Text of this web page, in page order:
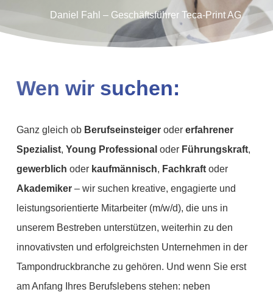
Daniel Fahl – Geschäftsführer Teca-Print AG
Wen wir suchen:
Ganz gleich ob Berufseinsteigeroder erfahrener
Spezialist, Young Professional oder Führungskraft,
gewerblich oder kaufmännisch, Fachkraftoder
Akademiker– wir suchen kreative, engagierte und
leistungsorientierte Mitarbeiter (m/w/d), die uns in
unserem Bestreben unterstützen, weiterhin zu den
innovativsten und erfolgreichsten Unternehmen in der
Tampondruckbranche zu gehören. Und wenn Sie erst
am Anfang Ihres Berufslebens stehen: neben